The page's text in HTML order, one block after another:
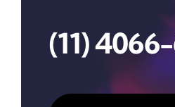
(11)